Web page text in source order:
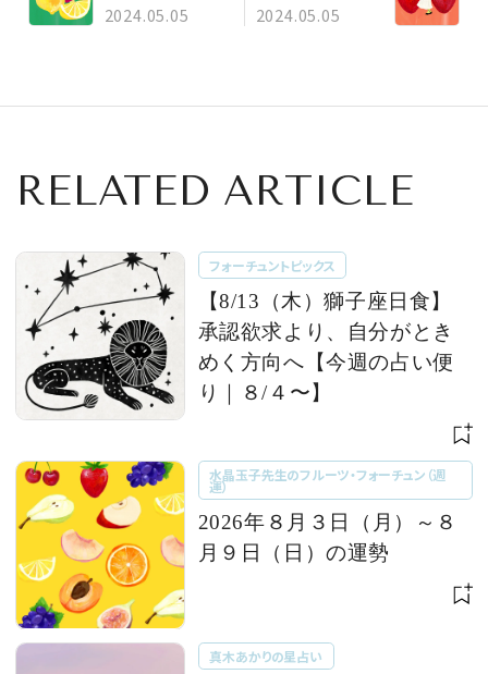
12日（日）の運勢
2024.05.05
日（日）の運勢
2024.05.05
RELATED ARTICLE
フォーチュントピックス
【8/13（木）獅子座日食】
承認欲求より、自分がとき
めく方向へ【今週の占い便
り｜８/４〜】
水晶玉子先生のフルーツ・フォーチュン（週
運）
2026年８月３日（月）～８
月９日（日）の運勢
真木あかりの星占い